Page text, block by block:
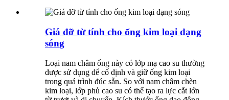
Giá đỡ từ tính cho ống kim loại dạng
sóng
Loại nam châm ống này có lớp mạ cao su thường
được sử dụng để cố định và giữ ống kim loại
trong quá trình đúc sẵn. So với nam châm chèn
kim loại, lớp phủ cao su có thể tạo ra lực cắt lớn